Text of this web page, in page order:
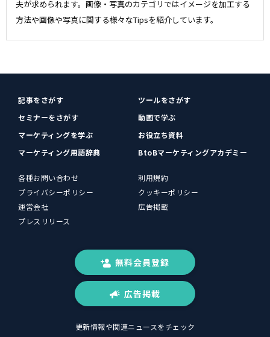
夫が求められます。画像・写真のカテゴリではイメージを加工する
方法や画像や写真に関する様々なTipsを紹介しています。
記事をさがす
ツールをさがす
セミナーをさがす
動画で学ぶ
マーケティングを学ぶ
お役立ち資料
マーケティング用語辞典
BtoBマーケティングアカデミー
各種お問い合わせ
利用規約
プライバシーポリシー
クッキーポリシー
運営会社
広告掲載
プレスリリース
無料会員登録
広告掲載
更新情報や関連ニュースをチェック